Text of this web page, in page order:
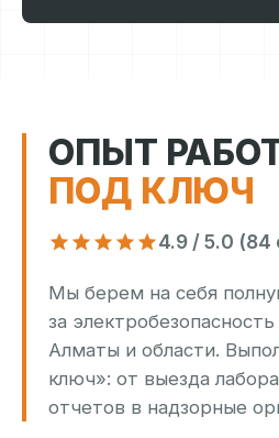
ОПЫТ
ПОД КЛЮЧ
4.9 / 5.0 (84
Мы берем на себя
за
Алматы и области.
ключ»: от выезда
отчетов в надзорные